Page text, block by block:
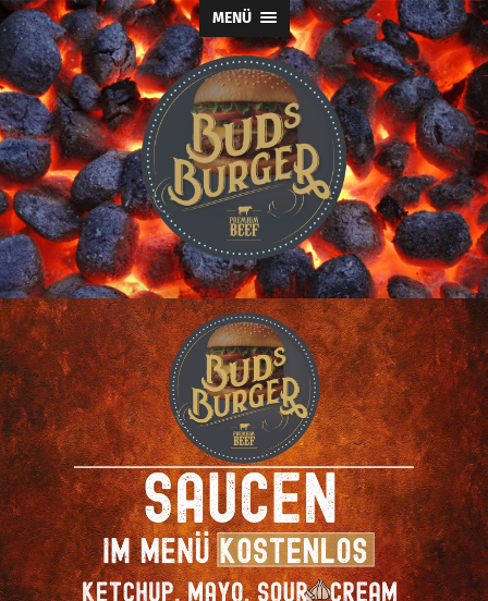
MENÜ
Buds
Burger